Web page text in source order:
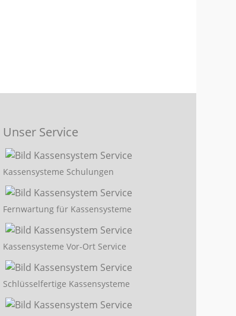
Unser Service
Kassensysteme Schulungen
Fernwartung für Kassensysteme
Kassensysteme Vor-Ort Service
Schlüsselfertige Kassensysteme